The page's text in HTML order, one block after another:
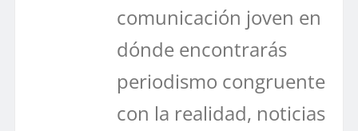
comunicación joven en
dónde encontrarás
periodismo congruente
con la realidad, noticias